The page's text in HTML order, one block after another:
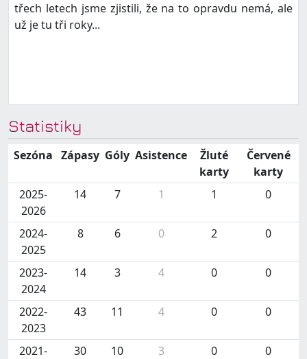
třech letech jsme zjistili, že na to opravdu nemá, ale
už je tu tři roky...
Statistiky
Sezóna Zápasy Góly Asistence
Žluté
karty
Červené
karty
2025-
2026
14 7 1 1 0
2024-
2025
8 6 0 2 0
2023-
2024
14 3 4 0 0
2022-
2023
43 11 4 0 0
2021-
30 10 3 0 0